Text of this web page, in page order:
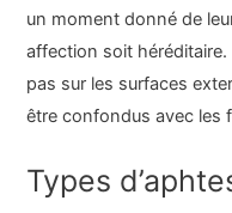
un moment donné de
affection soit
pas sur les surfaces
être confondus avec les
Types